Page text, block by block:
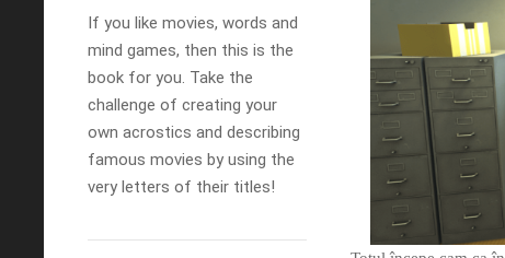
If you like movies, words and
mind games, then this is the
book for you. Take the
challenge of creating your
own acrostics and describing
famous movies by using the
very letters of their titles!